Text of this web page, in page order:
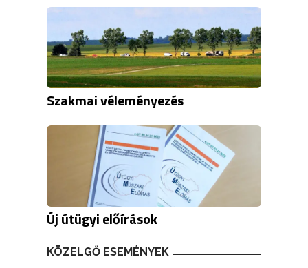
Szakmai véleményezés
Új útügyi előírások
KÖZELGŐ ESEMÉNYEK